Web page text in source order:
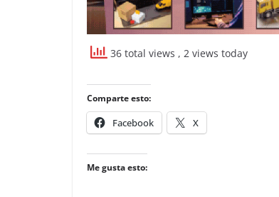
36 total views , 2 views today
Comparte esto:
Facebook X
Me gusta esto: